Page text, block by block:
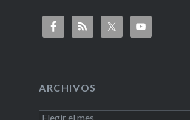
ARCHIVOS